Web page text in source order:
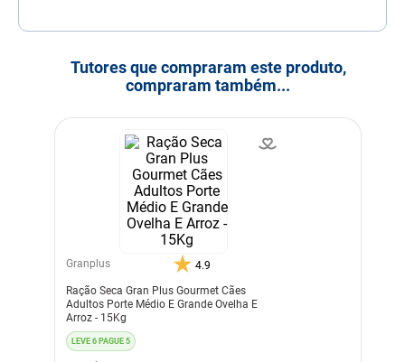
Tutores que compraram este produto,
compraram também...
Granplus 4.9
Ração Seca Gran Plus Gourmet Cães
Adultos Porte Médio E Grande Ovelha E
Arroz - 15Kg
LEVE 6 PAGUE 5